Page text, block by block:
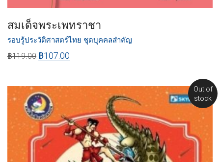
สมเด็จพระเพทราชา
รอบรู้ประวัติศาสตร์ไทย ชุดบุคคลสำคัญ
฿119.00 ฿107.00
Out of
stock